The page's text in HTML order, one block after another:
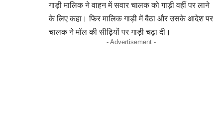
गाड़ी मालिक ने वाहन में सवार चालक को गाड़ी वहीं पर लाने
के लिए कहा। फिर मालिक गाड़ी में बैठा और उसके आदेश पर
चालक ने मॉल की सीढ़ियों पर गाड़ी चढ़ा दी।
- Advertisement -